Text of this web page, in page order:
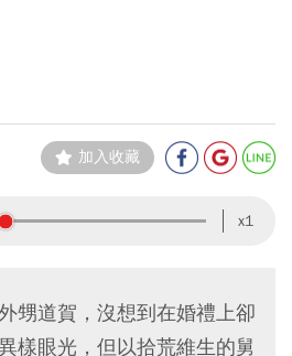
加入收藏
x1
甥道賀，沒想到在婚禮上卻
樣眼光，但以拾荒維生的舅